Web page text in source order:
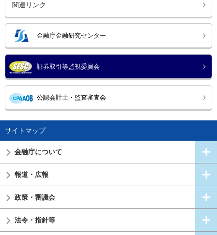
関連リンク
金融庁金融研究センター
証券取引等監視委員会
公認会計士・監査審査会
サイトマップ
金融庁について
報道・広報
政策・審議会
法令・指針等